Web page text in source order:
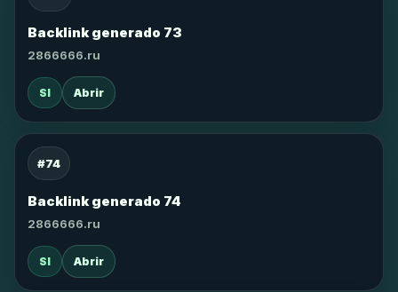
Backlink generado 73
2866666.ru
SI Abrir
#74
Backlink generado 74
2866666.ru
SI Abrir